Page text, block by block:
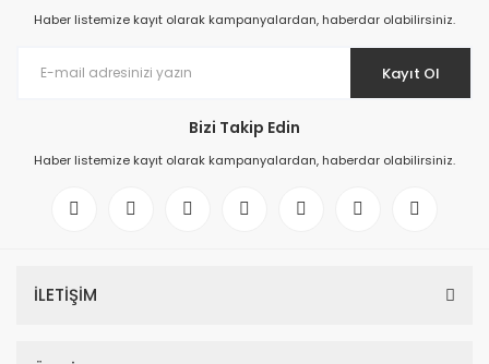
Haber listemize kayıt olarak kampanyalardan, haberdar olabilirsiniz.
Kayıt Ol
Bizi Takip Edin
Haber listemize kayıt olarak kampanyalardan, haberdar olabilirsiniz.
İLETİŞİM